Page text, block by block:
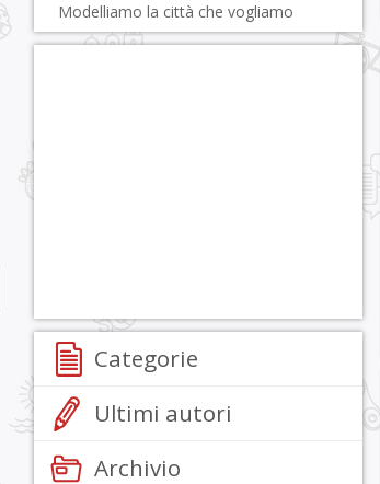
Modelliamo la città che vogliamo
Categorie
Ultimi autori
Archivio